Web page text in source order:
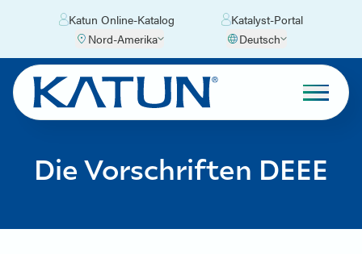
Katun Online-Katalog
Katalyst-Portal
Nord-Amerika
Deutsch
Die Vorschriften DEEE